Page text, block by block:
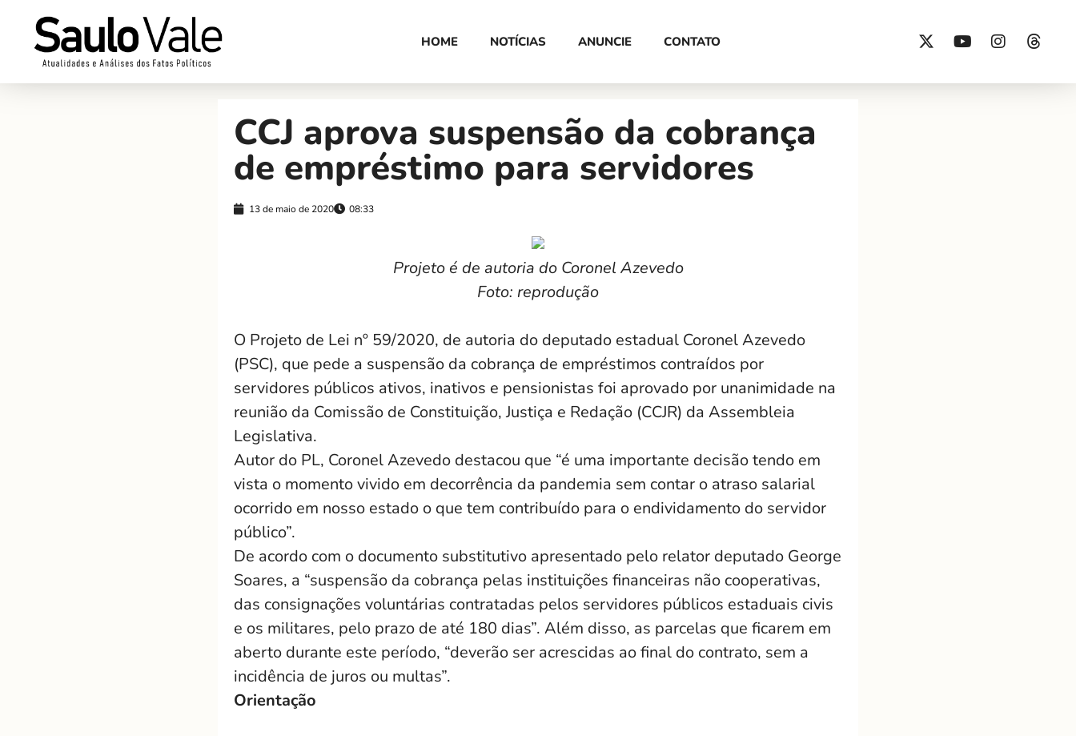
HOME NOTÍCIAS ANUNCIE CONTATO
CCJ aprova suspensão da cobrança
de empréstimo para servidores
13 de maio de 2020 08:33
Projeto é de autoria do Coronel Azevedo
Foto: reprodução
O Projeto de Lei nº 59/2020, de autoria do deputado estadual Coronel Azevedo
(PSC), que pede a suspensão da cobrança de empréstimos contraídos por
servidores públicos ativos, inativos e pensionistas foi aprovado por unanimidade na
reunião da Comissão de Constituição, Justiça e Redação (CCJR) da Assembleia
Legislativa.
Autor do PL, Coronel Azevedo destacou que “é uma importante decisão tendo em
vista o momento vivido em decorrência da pandemia sem contar o atraso salarial
ocorrido em nosso estado o que tem contribuído para o endividamento do servidor
público”.
De acordo com o documento substitutivo apresentado pelo relator deputado George
Soares, a “suspensão da cobrança pelas instituições financeiras não cooperativas,
das consignações voluntárias contratadas pelos servidores públicos estaduais civis
e os militares, pelo prazo de até 180 dias”. Além disso, as parcelas que ficarem em
aberto durante este período, “deverão ser acrescidas ao final do contrato, sem a
incidência de juros ou multas”.
Orientação